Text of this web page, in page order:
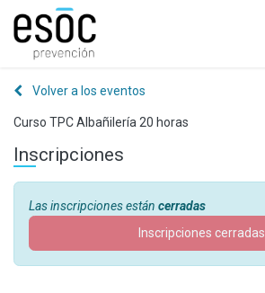
Volver a los eventos
Curso TPC Albañilería 20 horas
Inscripciones
Las inscripciones están cerradas
Inscripciones cerradas